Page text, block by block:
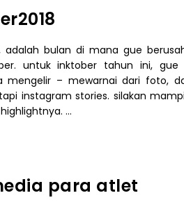
adalah bulan di mana gue
untuk inktober tahun ini, gue
mengelir – mewarnai dari foto,
instagram stories. silakan
…
para atlet